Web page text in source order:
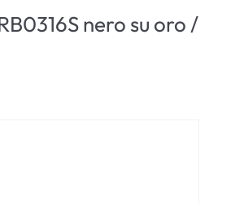
Lenti giornaliereSoluzioni per
nero su oro /